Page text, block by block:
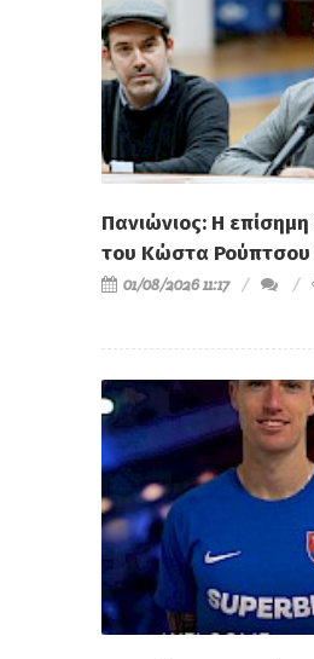
Πανιώνιος: Η
του Κώστα
01/08/2026 11:17